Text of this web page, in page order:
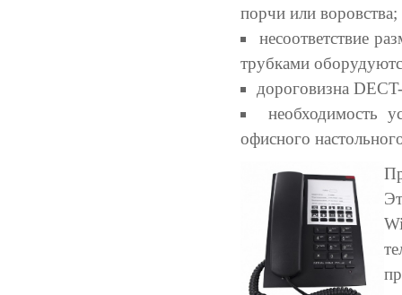
порчи или воровства;
несоответствие
трубками
дороговизна
необходимость
офисного